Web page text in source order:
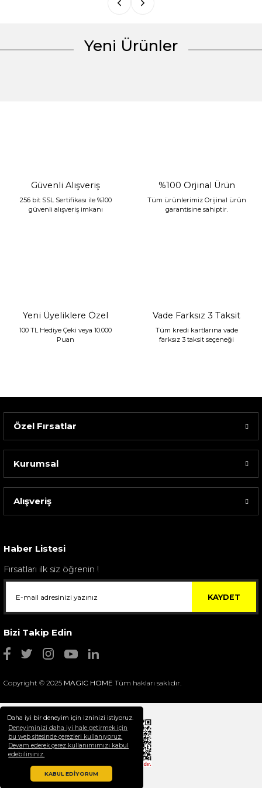
Daha iyi bir deneyim için izninizi istiyoruz.
Deneyiminizi daha iyi hale getirmek için
bu web sitesinde çerezleri kullanıyoruz.
Devam ederek çerez kullanımımızı kabul
edebilirsiniz.
KABUL EDİYORUM
Yeni Ürünler
Sarev Elfıda Flanel Nevresim Takımı Çift Kişili...
Selim Dekor Chain 15x20 Çerçeve Vizon
1.595,00 TL
Güvenli Alışveriş
256 bit SSL Sertifikası ile %100
güvenli alışveriş imkanı
%100 Orjinal Ürün
Tüm ürünlerimiz Orijinal ürün
garantisine sahiptir.
Yeni Üyeliklere Özel
100 TL Hediye Çeki veya 10.000
Puan
Vade Farksız 3 Taksit
Tüm kredi kartlarına vade
farksız 3 taksit seçeneği
Özel Fırsatlar
Kurumsal
Alışveriş
Haber Listesi
Fırsatları ilk siz öğrenin !
KAYDET
Bizi Takip Edin
Copyright © 2025 MAGIC HOME Tüm hakları saklıdır.